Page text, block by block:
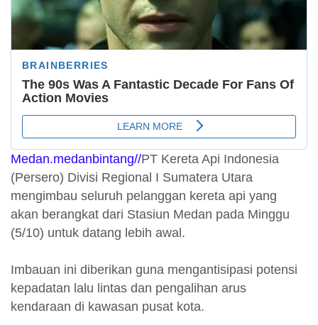
Medan.medanbintang//PT Kereta Api Indonesia
(Persero) Divisi Regional I Sumatera Utara
mengimbau seluruh pelanggan kereta api yang
akan berangkat dari Stasiun Medan pada Minggu
(5/10) untuk datang lebih awal.
Imbauan ini diberikan guna mengantisipasi potensi
kepadatan lalu lintas dan pengalihan arus
kendaraan di kawasan pusat kota.